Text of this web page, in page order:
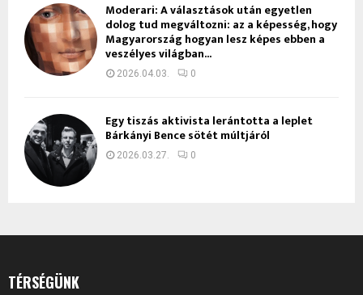
Moderari: A választások után egyetlen
dolog tud megváltozni: az a képesség, hogy
Magyarország hogyan lesz képes ebben a
veszélyes világban...
2026.04.03. 0
Egy tiszás aktivista lerántotta a leplet
Bárkányi Bence sötét múltjáról
2026.03.27. 0
TÉRSÉGÜNK